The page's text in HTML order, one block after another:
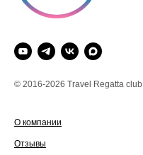
© 2016-2026 Travel Regatta club
О компании
Отзывы